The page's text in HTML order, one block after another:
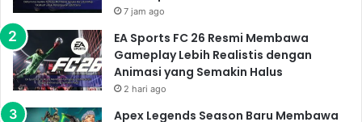
7 jam ago
EA Sports FC 26 Resmi Membawa
Gameplay Lebih Realistis dengan
Animasi yang Semakin Halus
2 hari ago
Apex Legends Season Baru Membawa